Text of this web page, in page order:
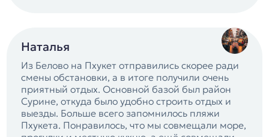
Наталья
Из Белово на Пхукет отправились скорее ради
смены обстановки, а в итоге получили очень
приятный отдых. Основной базой был район
Сурине, откуда было удобно строить отдых и
выезды. Больше всего запомнилось пляжи
Пхукета. Понравилось, что мы совмещали море,